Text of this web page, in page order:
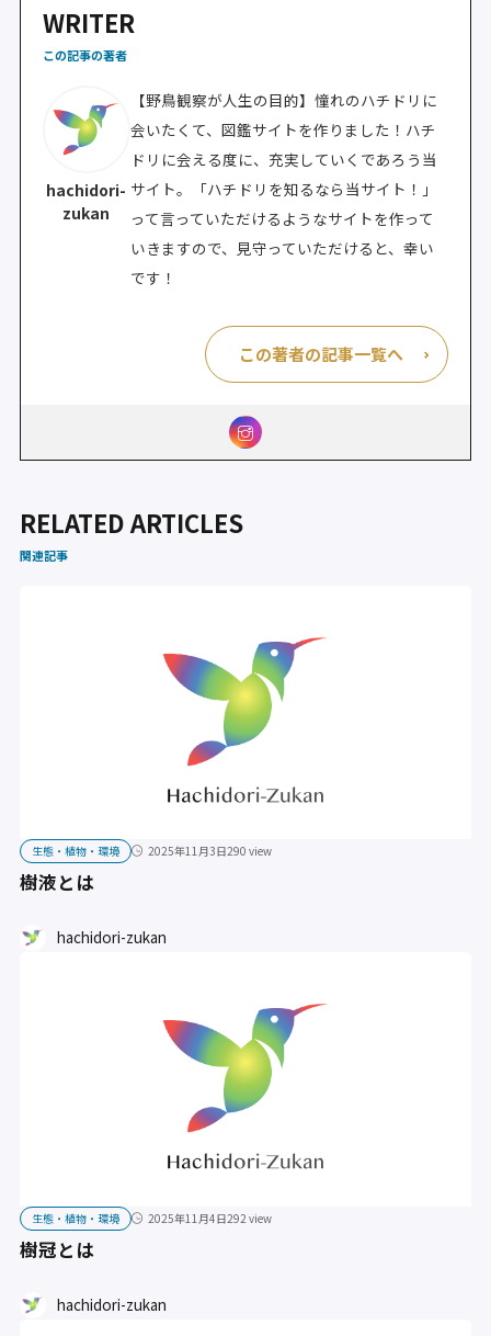
WRITER
この記事の著者
hachidori-
zukan
【野鳥観察が人生の目的】憧れのハチドリに
会いたくて、図鑑サイトを作りました！ハチ
ドリに会える度に、充実していくであろう当
サイト。「ハチドリを知るなら当サイト！」
って言っていただけるようなサイトを作って
いきますので、見守っていただけると、幸い
です！
この著者の記事一覧へ
RELATED ARTICLES
関連記事
生態・植物・環境 2025年11月3日290 view
樹液とは
hachidori-zukan
生態・植物・環境 2025年11月4日292 view
樹冠とは
hachidori-zukan